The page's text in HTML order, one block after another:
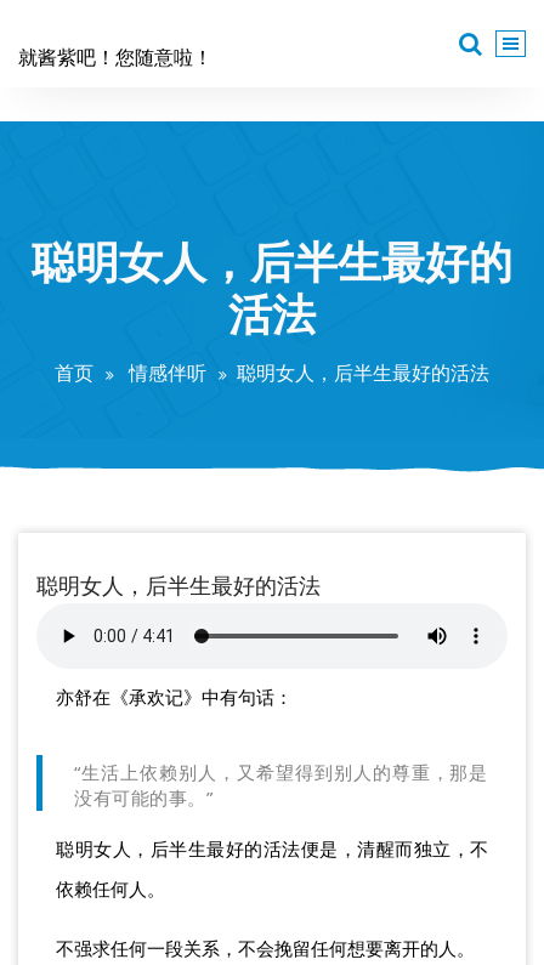
就酱紫吧！您随意啦！
聪明女人，后半生最好的
活法
首页 情感伴听 聪明女人，后半生最好的活法
聪明女人，后半生最好的活法
亦舒在《承欢记》中有句话：
“生活上依赖别人，又希望得到别人的尊重，那是
没有可能的事。”
聪明女人，后半生最好的活法便是，清醒而独立，不
依赖任何人。
不强求任何一段关系，不会挽留任何想要离开的人。